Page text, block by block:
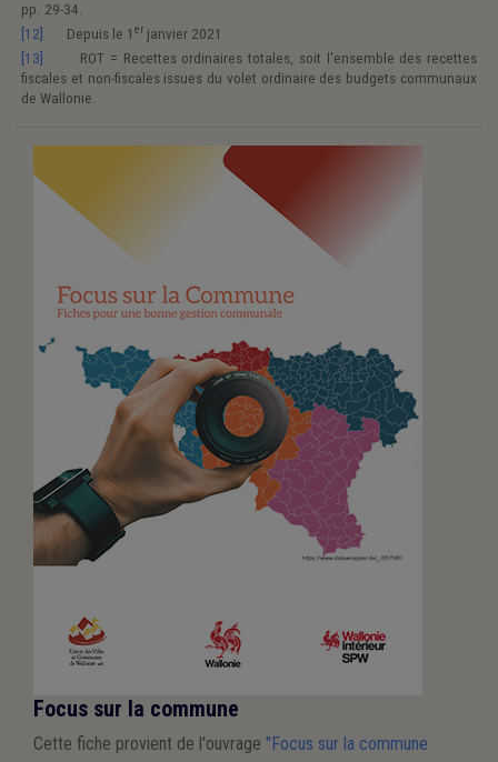
pp. 29-34.
[12]
Depuis le 1 er janvier 2021
[13]
ROT = Recettes ordinaires totales, soit l'ensemble des recettes
fiscales et non-fiscales issues du volet ordinaire des budgets communaux
de Wallonie.
Focus sur la commune
Cette fiche provient de l'ouvrage "Focus sur la commune